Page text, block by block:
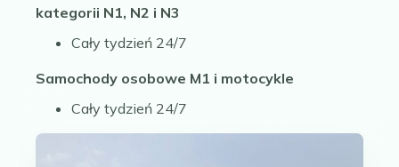
kategorii N1, N2 i N3
Cały tydzień 24/7
Samochody osobowe M1 i motocykle
Cały tydzień 24/7